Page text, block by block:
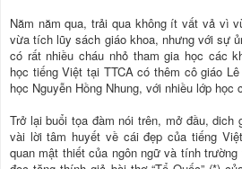
Năm năm qua, trải qua không ít vất vả vì
vừa tích lũy sách giáo khoa, nhưng với sự
có rất nhiều cháu nhỏ tham gia học các
học tiếng Việt tại TTCA có thêm cô giáo
học Nguyễn Hồng Nhung, với nhiều lớp
Trở lại buổi tọa đàm nói trên, mở đầu, dich
vài lời tâm huyết về cái đẹp của tiếng
quan mật thiết của ngôn ngữ và tính